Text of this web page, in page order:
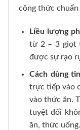
công thức chuẩn
Liều lượng
từ 2 – 3 giọt
được sự rạo
Cách dùng
trực tiếp vào
vào thức ăn.
tuyệt đối
ăn, thức uống.